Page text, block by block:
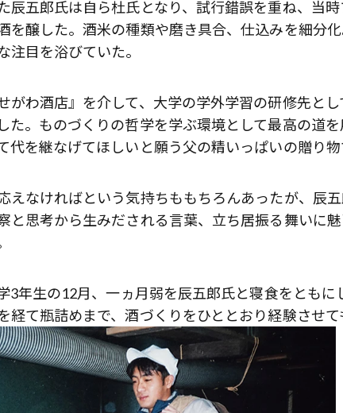
辰五郎氏は自ら杜氏となり、試行錯誤を重ね、当
を醸した。酒米の種類や磨き具合、仕込みを細分
注目を浴びていた。
がわ酒店』を介して、大学の学外学習の研修先と
た。ものづくりの哲学を学ぶ環境として最高の道
代を継なげてほしいと願う父の精いっぱいの贈り物
えなければという気持ちももちろんあったが、辰
と思考から生みだされる言葉、立ち居振る舞いに
3年生の12月、一ヵ月弱を辰五郎氏と寝食をとも
経て瓶詰めまで、酒づくりをひととおり経験させて